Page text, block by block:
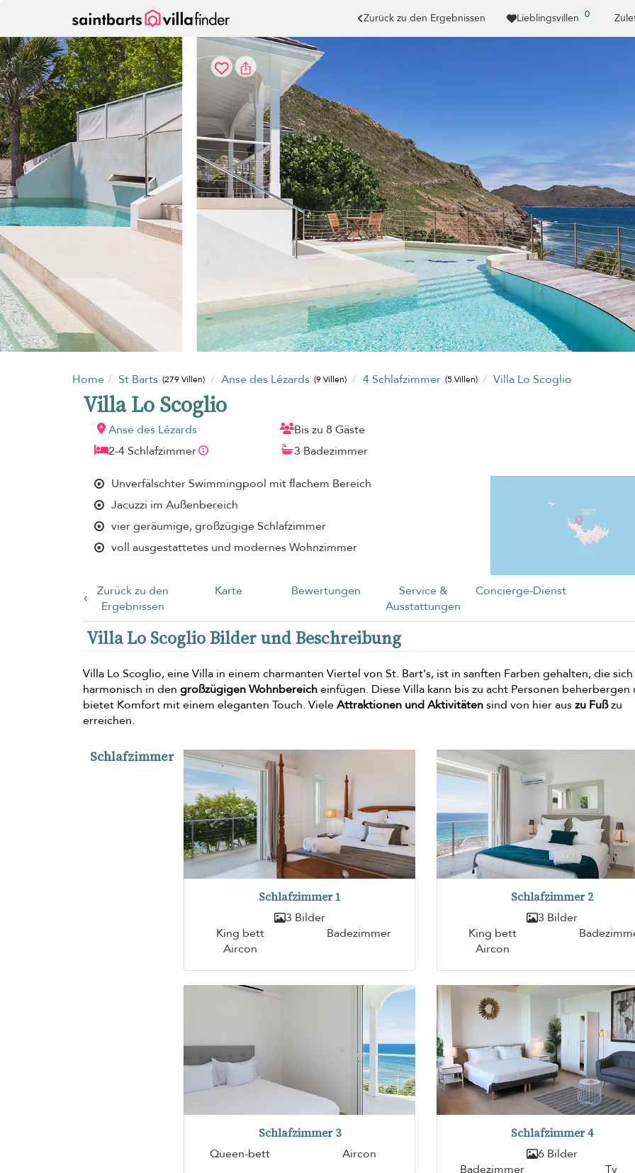
Zurück zu den Ergebnissen Lieblingsvillen 0
Home St Barts (279 Villen) Anse des Lézards (9 Villen) 4 Schlafzimmer (5 Villen) Villa Lo Scoglio
Villa Lo Scoglio
Anse des Lézards
Bis zu 8 Gäste
2-4 Schlafzimmer
3 Badezimmer
Unverfälschter Swimmingpool mit flachem Bereich
Jacuzzi im Außenbereich
vier geräumige, großzügige Schlafzimmer
voll ausgestattetes und modernes Wohnzimmer
Zurück zu den
Ergebnissen
Karte Bewertungen
Service &
Ausstattungen
Concierge-Dienst
Villa Lo Scoglio Bilder und Beschreibung
Villa Lo Scoglio, eine Villa in einem charmanten Viertel von St. Bart's, ist in sanften Farben gehalten, die sich
harmonisch in den großzügigen Wohnbereicheinfügen. Diese Villa kann bis zu acht Personen beherbergen
bietet Komfort mit einem eleganten Touch. VieleAttraktionen und Aktivitätensind von hier auszu Fußzu
erreichen.
Schlafzimmer
Schlafzimmer 1
3 Bilder
King bett
Badezimmer
Aircon
Schlafzimmer 2
3 Bilder
King bett
Aircon
Schlafzimmer 3
Queen-bett Aircon
Schlafzimmer 4
6 Bilder
Badezimmer
Tv